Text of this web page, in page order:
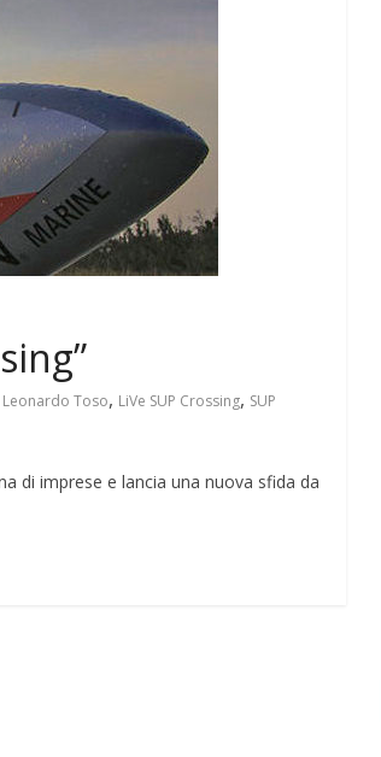
Leonardo Toso, LiVe SUP Crossing, SUP
di imprese e lancia una nuova sfida da